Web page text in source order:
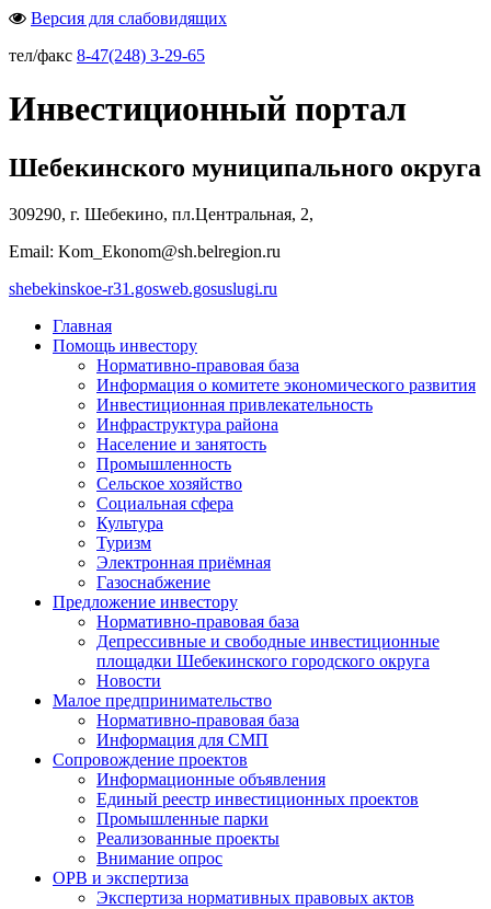
Версия для слабовидящих
тел/факс 8-47(248) 3-29-65
Инвестиционный портал
Шебекинского муниципального округа
309290, г. Шебекино, пл.Центральная, 2,
Email: Kom_Ekonom@sh.belregion.ru
shebekinskoe-r31.gosweb.gosuslugi.ru
Главная
Помощь инвестору
Нормативно-правовая база
Информация о комитете экономического развития
Инвестиционная привлекательность
Инфраструктура района
Население и занятость
Промышленность
Сельское хозяйство
Социальная сфера
Культура
Туризм
Электронная приёмная
Газоснабжение
Предложение инвестору
Нормативно-правовая база
Депрессивные и свободные инвестиционные
площадки Шебекинского городского округа
Новости
Малое предпринимательство
Нормативно-правовая база
Информация для СМП
Сопровождение проектов
Информационные объявления
Единый реестр инвестиционных проектов
Промышленные парки
Реализованные проекты
Внимание опрос
ОРВ и экспертиза
Экспертиза нормативных правовых актов